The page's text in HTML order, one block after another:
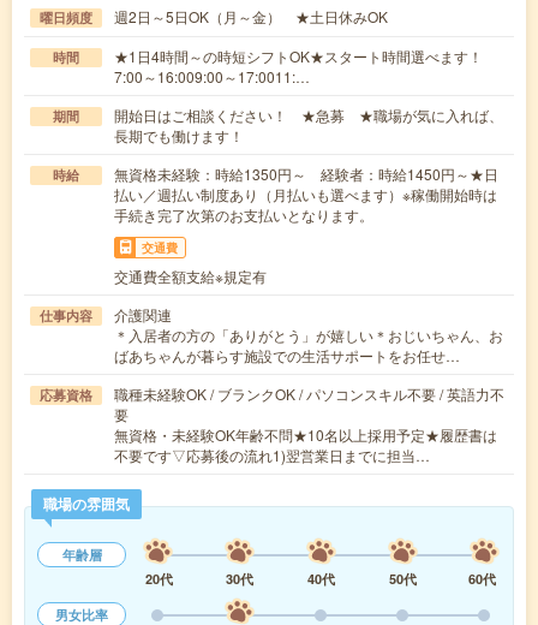
曜日頻度 週2日～5日OK（月～金） ★土日休みOK
時間
★1日4時間～の時短シフトOK★スタート時間選べます！
7:00～16:009:00～17:0011:…
期間
開始日はご相談ください！ ★急募 ★職場が気に入れば、
長期でも働けます！
時給
無資格未経験：時給1350円～ 経験者：時給1450円～★日
払い／週払い制度あり（月払いも選べます）※稼働開始時は
手続き完了次第のお支払いとなります。
交通費
交通費全額支給※規定有
仕事内容
介護関連
＊入居者の方の「ありがとう」が嬉しい＊おじいちゃん、お
ばあちゃんが暮らす施設での生活サポートをお任せ…
応募資格
職種未経験OK / ブランクOK / パソコンスキル不要 / 英語力不
要
無資格・未経験OK年齢不問★10名以上採用予定★履歴書は
不要です▽応募後の流れ1)翌営業日までに担当…
職場の雰囲気
年齢層
20代
30代 40代 50代
60代
男女比率